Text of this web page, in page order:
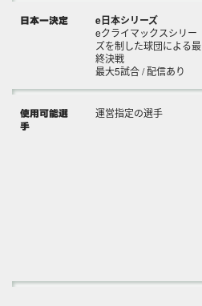
日本一決定 e日本シリーズ
eクライマックスシリー
ズを制した球団による最
終決戦
最大5試合 / 配信あり
使用可能選
手
運営指定の選手